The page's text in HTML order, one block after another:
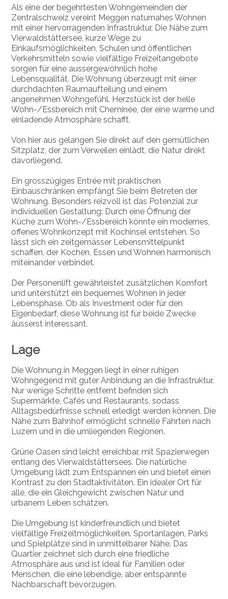
Als eine der begehrtesten Wohngemeinden der
Zentralschweiz vereint Meggen naturnahes Wohnen
mit einer hervorragenden Infrastruktur. Die Nähe zum
Vierwaldstättersee, kurze Wege zu
Einkaufsmöglichkeiten, Schulen und öffentlichen
Verkehrsmitteln sowie vielfältige Freizeitangebote
sorgen für eine aussergewöhnlich hohe
Lebensqualität. Die Wohnung überzeugt mit einer
durchdachten Raumaufteilung und einem
angenehmen Wohngefühl. Herzstück ist der helle
Wohn-/Essbereich mit Cheminée, der eine warme und
einladende Atmosphäre schafft.
Von hier aus gelangen Sie direkt auf den gemütlichen
Sitzplatz, der zum Verweilen einlädt, die Natur direkt
davorliegend.
Ein grosszügiges Entrée mit praktischen
Einbauschränken empfängt Sie beim Betreten der
Wohnung. Besonders reizvoll ist das Potenzial zur
individuellen Gestaltung: Durch eine Öffnung der
Küche zum Wohn-/Essbereich könnte ein modernes,
offenes Wohnkonzept mit Kochinsel entstehen. So
lässt sich ein zeitgemässer Lebensmittelpunkt
schaffen, der Kochen, Essen und Wohnen harmonisch
miteinander verbindet.
Der Personenlift gewährleistet zusätzlichen Komfort
und unterstützt ein bequemes Wohnen in jeder
Lebensphase. Ob als Investment oder für den
Eigenbedarf, diese Wohnung ist für beide Zwecke
äusserst interessant.
Lage
Die Wohnung in Meggen liegt in einer ruhigen
Wohngegend mit guter Anbindung an die Infrastruktur.
Nur wenige Schritte entfernt befinden sich
Supermärkte, Cafés und Restaurants, sodass
Alltagsbedürfnisse schnell erledigt werden können. Die
Nähe zum Bahnhof ermöglicht schnelle Fahrten nach
Luzern und in die umliegenden Regionen.
Grüne Oasen sind leicht erreichbar, mit Spazierwegen
entlang des Vierwaldstättersees. Die natürliche
Umgebung lädt zum Entspannen ein und bietet einen
Kontrast zu den Stadtaktivitäten. Ein idealer Ort für
alle, die ein Gleichgewicht zwischen Natur und
urbanem Leben schätzen.
Die Umgebung ist kinderfreundlich und bietet
vielfältige Freizeitmöglichkeiten. Sportanlagen, Parks
und Spielplätze sind in unmittelbarer Nähe. Das
Quartier zeichnet sich durch eine friedliche
Atmosphäre aus und ist ideal für Familien oder
Menschen, die eine lebendige, aber entspannte
Nachbarschaft bevorzugen.